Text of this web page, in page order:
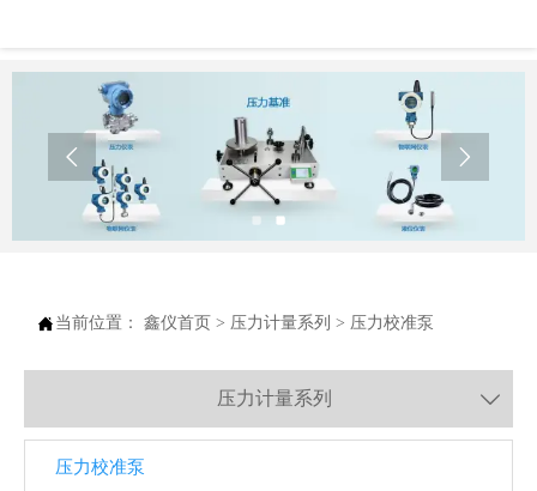
 
 当前位置： 鑫仪首页 > 压力计量系列 > 压力校准泵
压力计量系列 
压力校准泵